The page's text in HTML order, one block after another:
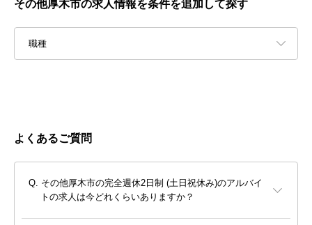
その他厚木市の求人情報を条件を追加して探す
職種
よくあるご質問
その他厚木市の完全週休2日制 (土日祝休み)のアルバイ
トの求人は今どれくらいありますか？